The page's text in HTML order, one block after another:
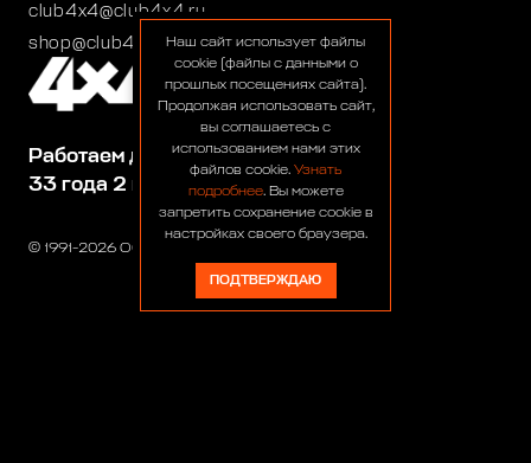
© 1991-2026 ООО «Сервис 4х4»
Работаем для вас:
33 года 2 месяца 23 дня
club4x4@club4x4.ru
shop@club4x4.ruНаш сайт использует файлы
cookie (файлы с данными о
прошлых посещениях сайта).
Продолжая использовать сайт,
вы соглашаетесь с
использованием нами этих
файлов cookie. Узнать
подробнее. Вы можете
запретить сохранение cookie в
настройках своего браузера.
ПОДТВЕРЖДАЮ